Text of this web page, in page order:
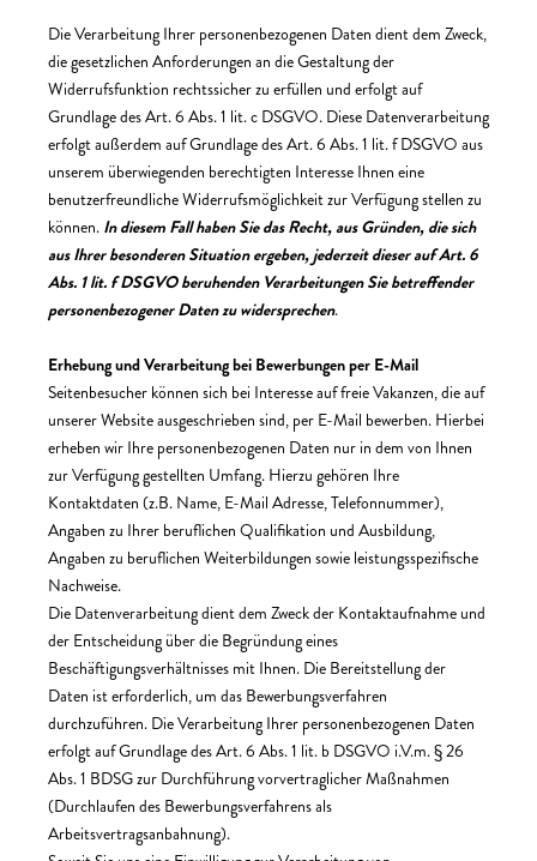
Die Verarbeitung Ihrer personenbezogenen Daten dient dem Zweck,
die gesetzlichen Anforderungen an die Gestaltung der
Widerrufsfunktion rechtssicher zu erfüllen und erfolgt auf
Grundlage des Art. 6 Abs. 1 lit. c DSGVO. Diese Datenverarbeitung
erfolgt außerdem auf Grundlage des Art. 6 Abs. 1 lit. f DSGVO aus
unserem überwiegenden berechtigten Interesse Ihnen eine
benutzerfreundliche Widerrufsmöglichkeit zur Verfügung stellen zu
können. In diesem Fall haben Sie das Recht, aus Gründen, die sich
aus Ihrer besonderen Situation ergeben, jederzeit dieser auf Art. 6
Abs. 1 lit. f DSGVO beruhenden Verarbeitungen Sie betreffender
personenbezogener Daten zu widersprechen.
Erhebung und Verarbeitung bei Bewerbungen per E-Mail
Seitenbesucher können sich bei Interesse auf freie Vakanzen, die auf
unserer Website ausgeschrieben sind, per E-Mail bewerben. Hierbei
erheben wir Ihre personenbezogenen Daten nur in dem von Ihnen
zur Verfügung gestellten Umfang. Hierzu gehören Ihre
Kontaktdaten (z.B. Name, E-Mail Adresse, Telefonnummer),
Angaben zu Ihrer beruflichen Qualifikation und Ausbildung,
Angaben zu beruflichen Weiterbildungen sowie leistungsspezifische
Nachweise.
Die Datenverarbeitung dient dem Zweck der Kontaktaufnahme und
der Entscheidung über die Begründung eines
Beschäftigungsverhältnisses mit Ihnen. Die Bereitstellung der
Daten ist erforderlich, um das Bewerbungsverfahren
durchzuführen. Die Verarbeitung Ihrer personenbezogenen Daten
erfolgt auf Grundlage des Art. 6 Abs. 1 lit. b DSGVO i.V.m. § 26
Abs. 1 BDSG zur Durchführung vorvertraglicher Maßnahmen
(Durchlaufen des Bewerbungsverfahrens als
Arbeitsvertragsanbahnung).